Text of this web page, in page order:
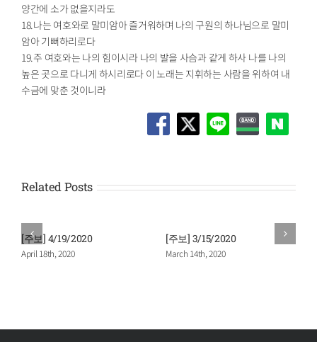
양간에 소가 없을지라도
18.나는 여호와로 말미암아 즐거워하며 나의 구원의 하나님으로 말미
암아 기뻐하리로다
19.주 여호와는 나의 힘이시라 나의 발을 사슴과 같게 하사 나를 나의
높은 곳으로 다니게 하시리로다 이 노래는 지휘하는 사람을 위하여 내
수금에 맞춘 것이니라
Related Posts
[주보] 4/19/2020
April 18th, 2020
[주보] 3/15/2020
March 14th, 2020